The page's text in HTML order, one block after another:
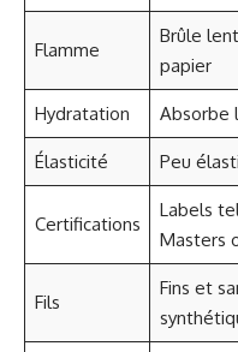
Flamme
Brûle
papier
Hydratation Absorbe
Élasticité Peu
Certifications
Labels
Masters
Fils
Fins et